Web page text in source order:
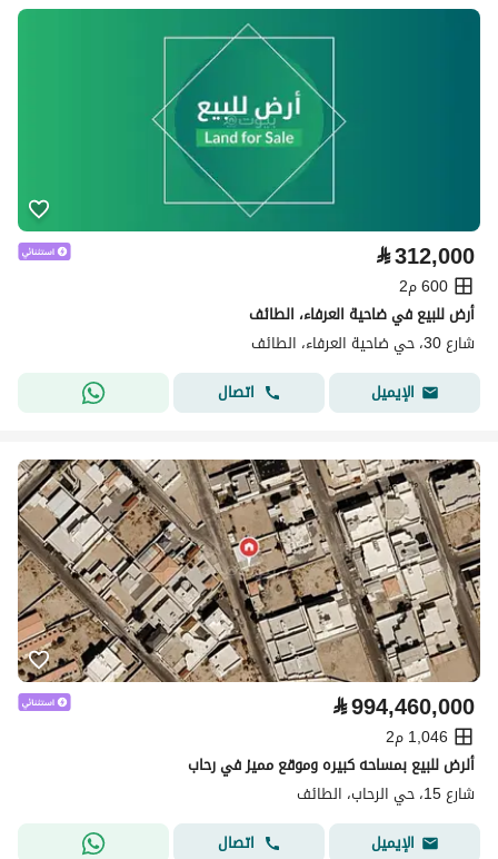
⃁312,000
600 م2
أرض للبيع في ضاحية العرفاء، الطائف
شارع 30، حي ضاحية العرفاء، الطائف
الإيميل
اتصال
⃁994,460,000
1,046 م2
ألرض للبيع بمساحه كبيره وموقع مميز في رحاب
شارع 15، حي الرحاب، الطائف
الإيميل
اتصال